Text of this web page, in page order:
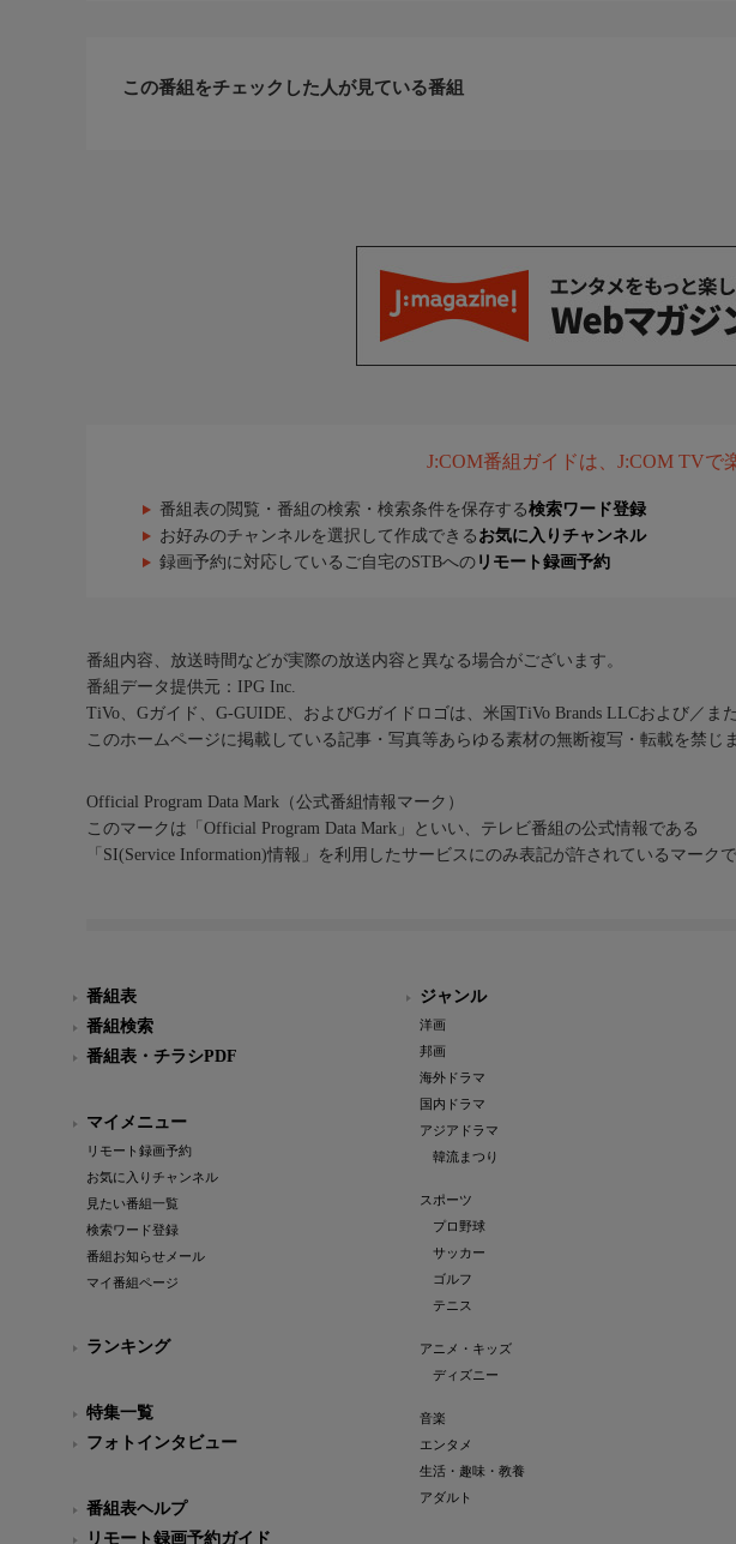
この番組をチェックした人が見ている番組
J:COM番組ガイドは、J:COM TVで
番組表の閲覧・番組の検索・検索条件を保存する検索ワード登録
お好みのチャンネルを選択して作成できる お気に入りチャンネル
録画予約に対応しているご自宅のSTBへの リモート録画予約
番組内容、放送時間などが実際の放送内容と異なる場合がございます。
番組データ提供元：IPG Inc.
TiVo、Gガイド、G-GUIDE、およびGガイドロゴは、米国TiVo Brands LLCおよび／
このホームページに掲載している記事・写真等あらゆる素材の無断複写・転載を禁じま
Official Program Data Mark（公式番組情報マーク）
このマークは「Official Program Data Mark」といい、テレビ番組の公式情報である
「SI(Service Information)情報」を利用したサービスにのみ表記が許されているマークで
番組表
番組検索
番組表・チラシPDF
マイメニュー
リモート録画予約
お気に入りチャンネル
見たい番組一覧
検索ワード登録
番組お知らせメール
マイ番組ページ
ランキング
特集一覧
フォトインタビュー
番組表ヘルプ
リモート録画予約ガイド
ジャンル
洋画
邦画
海外ドラマ
国内ドラマ
アジアドラマ
韓流まつり
スポーツ
プロ野球
サッカー
ゴルフ
テニス
アニメ・キッズ
ディズニー
音楽
エンタメ
生活・趣味・教養
アダルト